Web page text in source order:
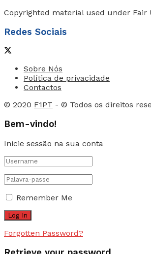
Copyrighted material used under Fair
Redes Sociais
Sobre Nós
Política de privacidade
Contactos
© 2020 F1PT - © Todos os direitos
Bem-vindo!
Inicie sessão na sua conta
Remember Me
Forgotten Password?